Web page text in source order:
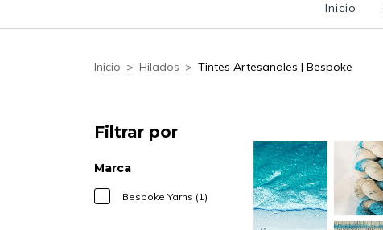
Inicio
Inicio > Hilados > Tintes Artesanales | Bespoke
Filtrar por
Marca
Bespoke Yarns (1)